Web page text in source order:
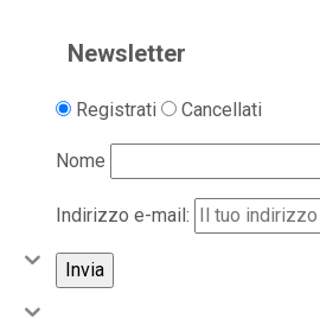
Newsletter
Registrati Cancellati
Nome
Indirizzo e-mail: